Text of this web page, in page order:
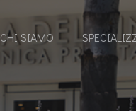
CHI SIAMO